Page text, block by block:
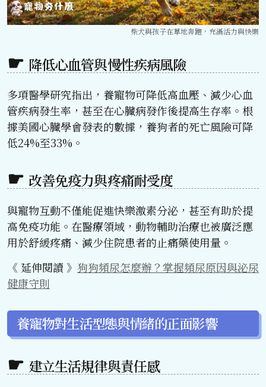
柴犬與孩子在草地奔跑，充滿活力與快樂
降低心血管與慢性疾病風險
多項醫學研究指出，養寵物可降低高血壓、減少心血
管疾病發生率，甚至在心臟病發作後提高生存率。根
據美國心臟學會發表的數據，養狗者的死亡風險可降
低24%至33%。
改善免疫力與疼痛耐受度
與寵物互動不僅能促進快樂激素分泌，甚至有助於提
高免疫功能。在醫療領域，動物輔助治療也被廣泛應
用於舒緩疼痛、減少住院患者的止痛藥使用量。
《 延伸閱讀 》 狗狗頻尿怎麼辦？掌握頻尿原因與泌尿
健康守則
養寵物對生活型態與情緒的正面影響
建立生活規律與責任感